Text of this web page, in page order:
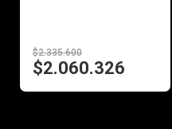
$2.335.600
$2.060.326